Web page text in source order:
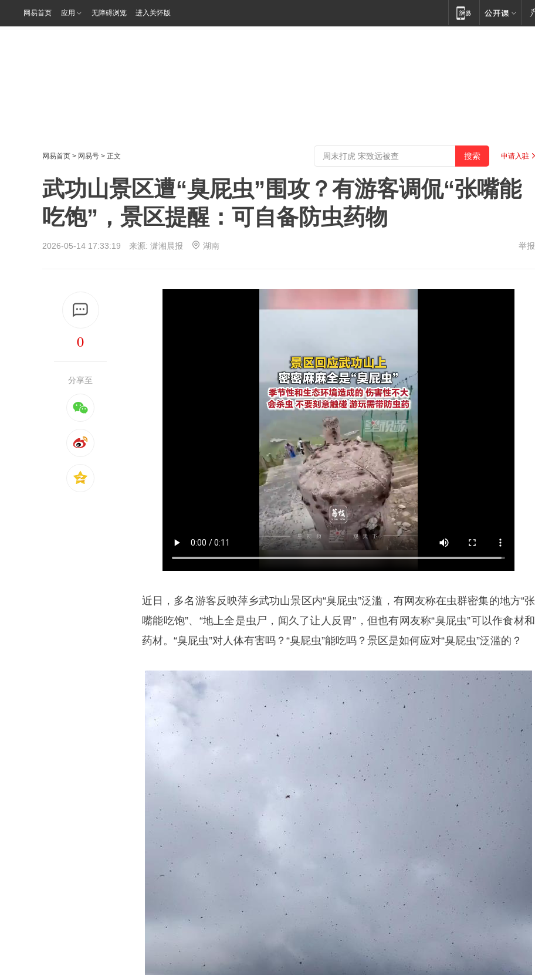
网易首页 应用 无障碍浏览 进入关怀版
网易首页 > 网易号 > 正文 申请入驻
武功山景区遭“臭屁虫”围攻？有游客调侃“张嘴能
吃饱”，景区提醒：可自备防虫药物
2026-05-14 17:33:19 来源: 潇湘晨报 湖南 举报
0
分享至
近日，多名游客反映萍乡武功山景区内“臭屁虫”泛滥，有网友称在虫群密集的地方“张
嘴能吃饱”、“地上全是虫尸，闻久了让人反胃”，但也有网友称“臭屁虫”可以作食材和
药材。“臭屁虫”对人体有害吗？“臭屁虫”能吃吗？景区是如何应对“臭屁虫”泛滥的？